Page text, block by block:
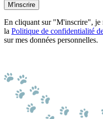
M'inscrire
En cliquant sur "M'inscrire", je
la Politique de confidentialité
sur mes données personnelles.